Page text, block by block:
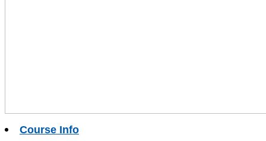
Course Info